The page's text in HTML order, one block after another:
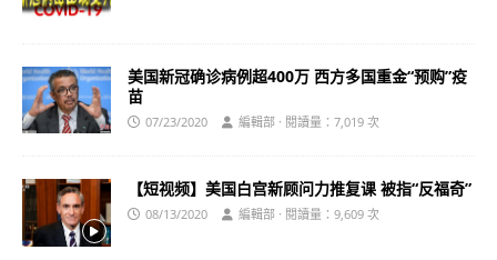
美国新冠确诊病例超400万 西方多国重金“预购”疫
苗
07/23/2020 編輯部 · 閱讀量：7,019 次
【短视频】美国白宫新顾问力推复课 被指“反福奇”
08/13/2020 編輯部 · 閱讀量：9,609 次